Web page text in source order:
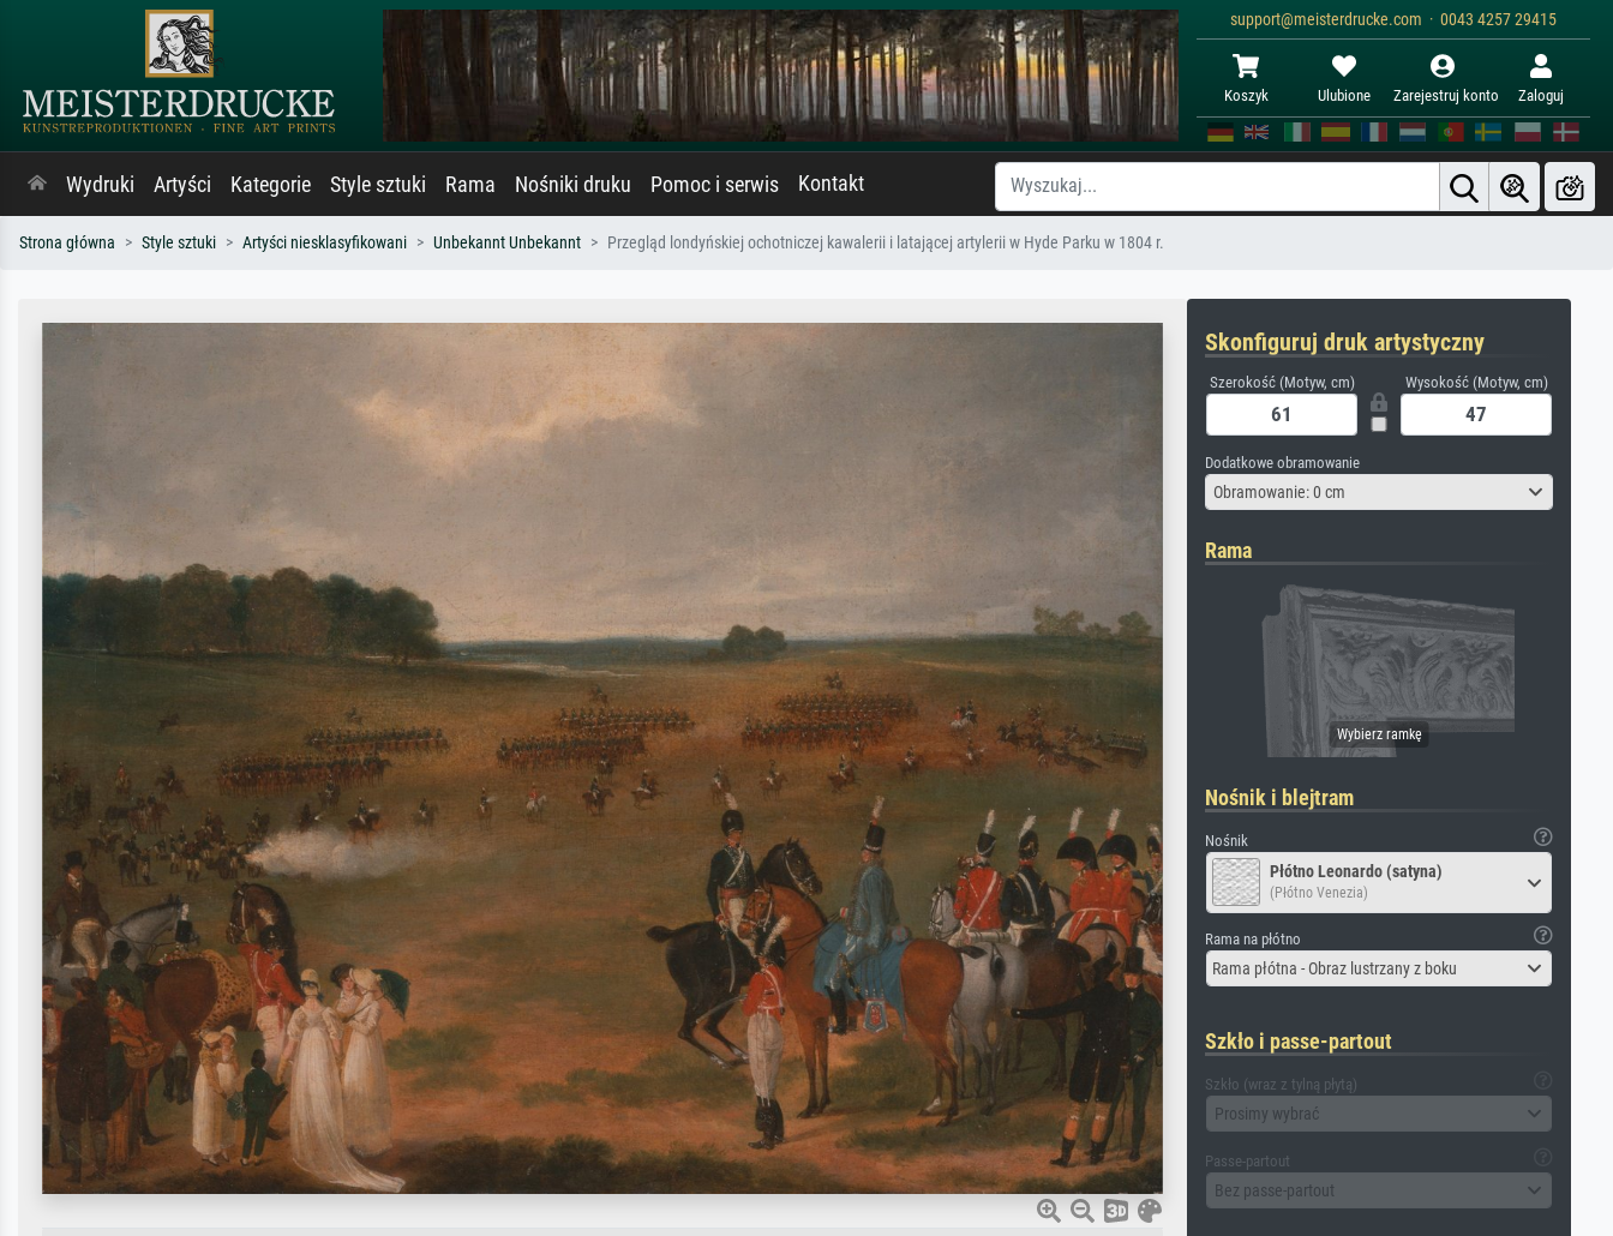
support@meisterdrucke.com · 0043 4257 29415
Koszyk Ulubione Zarejestruj konto Zaloguj
Wydruki Artyści Kategorie Style sztuki Rama Nośniki druku Pomoc i serwis Kontakt
Strona główna Style sztuki Artyści niesklasyfikowani Unbekannt Unbekannt Przegląd londyńskiej ochotniczej kawalerii i latającej artylerii w Hyde Parku w 1804 r.
Skonfiguruj druk artystyczny
Szerokość (Motyw, cm) Wysokość (Motyw, cm)
Dodatkowe obramowanie
Obramowanie: 0 cm
Rama
Nośnik i blejtram
Nośnik
Płótno Leonardo (satyna)
(Płótno Venezia)
Rama na płótno
Rama płótna - Obraz lustrzany z boku
Szkło i passe-partout
Szkło (wraz z tylną płytą)
Prosimy wybrać
Passe-partout
Bez passe-partout